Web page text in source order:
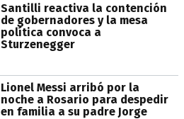
Santilli reactiva la contención
de gobernadores y la mesa
política convoca a
Sturzenegger
Lionel Messi arribó por la
noche a Rosario para despedir
en familia a su padre Jorge